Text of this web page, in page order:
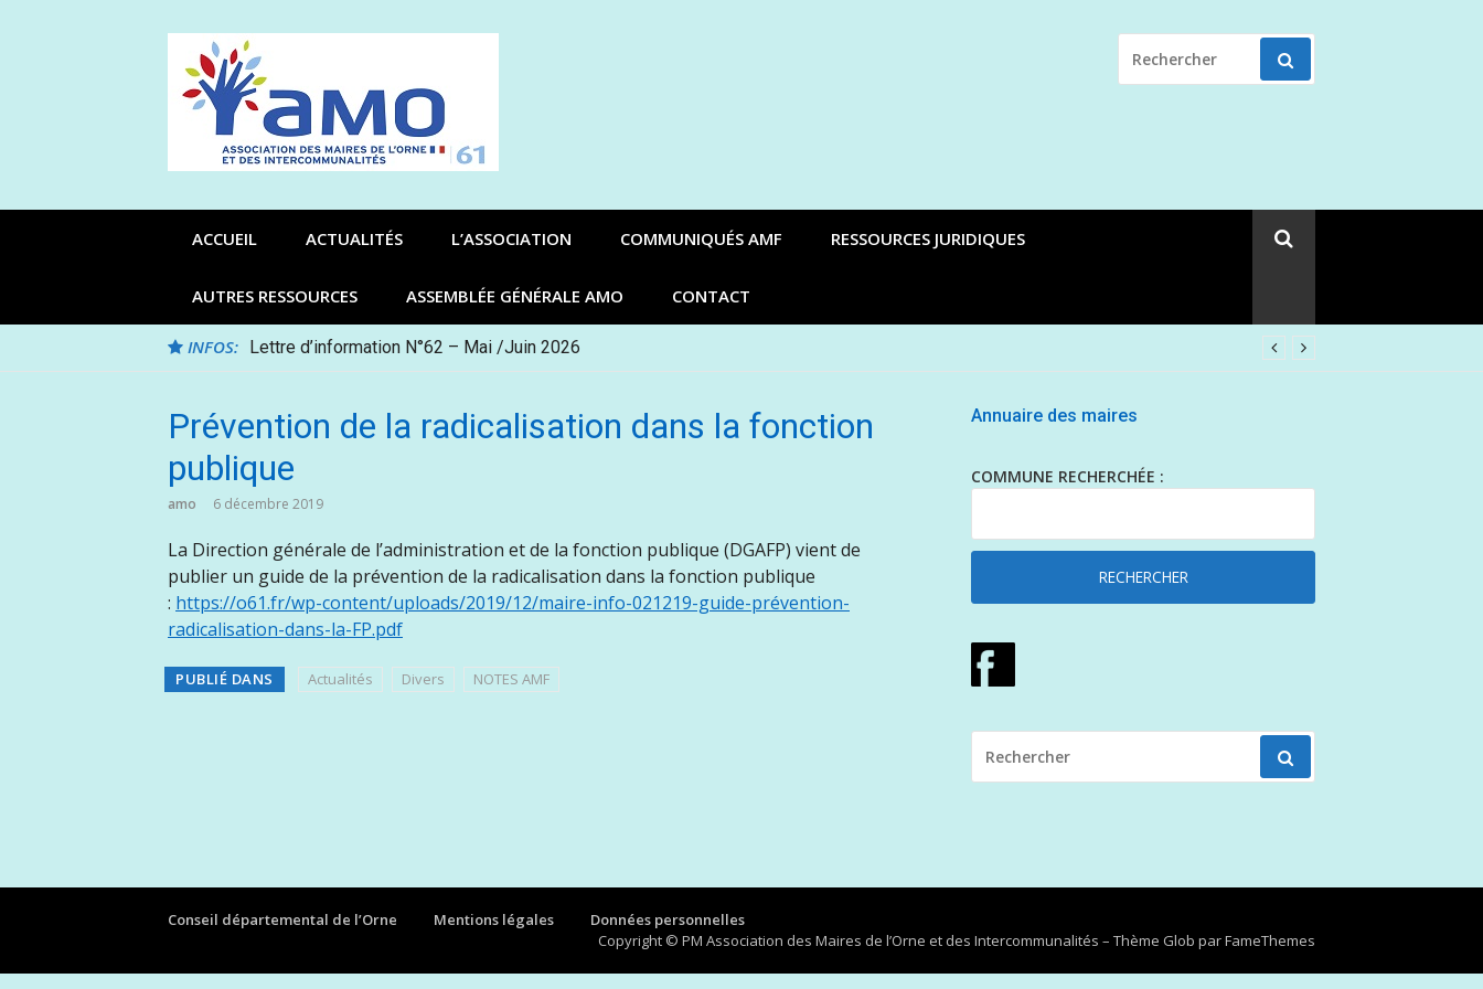
POUR
:
ACCUEIL ACTUALITÉS L’ASSOCIATION COMMUNIQUÉS AMF RESSOURCES JURIDIQUES
AUTRES RESSOURCES ASSEMBLÉE GÉNÉRALE AMO CONTACT
INFOS: Lettre d’information N°62 – Mai /Juin 2026
Prévention de la radicalisation dans la fonction
publique
amo 6 décembre 2019
La Direction générale de l’administration et de la fonction publique (DGAFP) vient de
publier un guide de la prévention de la radicalisation dans la fonction publique
: https://o61.fr/wp-content/uploads/2019/12/maire-info-021219-guide-prévention-
radicalisation-dans-la-FP.pdf
PUBLIÉ DANS Actualités Divers NOTES AMF
Annuaire des maires
COMMUNE RECHERCHÉE :
POUR
:
Conseil départemental de l’Orne Mentions légales
Données personnelles
Copyright © PM Association des Maires de l’Orne et des Intercommunalités – Thème Glob parFameThemes